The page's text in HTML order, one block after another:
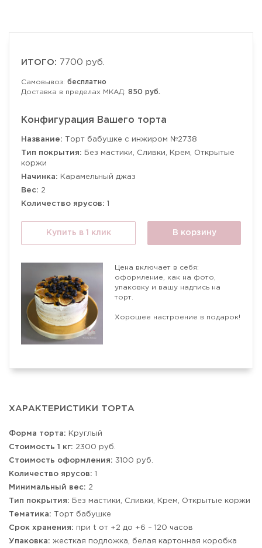
ИТОГО: 7700 руб.
Самовывоз: бесплатно
Доставка в пределах МКАД: 850 руб.
Конфигурация Вашего торта
Название: Торт бабушке с инжиром №2738
Тип покрытия:
Без мастики, Сливки, Крем, Открытые
коржи
Начинка: Карамельный джаз
Вес: 2
Количество ярусов: 1
Купить в 1 клик В корзину
Цена включает в себя:
оформление, как на фото,
упаковку и вашу надпись на
торт.
Хорошее настроение в подарок!
ХАРАКТЕРИСТИКИ ТОРТА
Форма торта: Круглый
Стоимость 1 кг: 2300 руб.
Стоимость оформления: 3100 руб.
Количество ярусов: 1
Минимальный вес: 2
Тип покрытия: Без мастики, Сливки, Крем, Открытые коржи
Тематика: Торт бабушке
Срок хранения: при t от +2 до +6 – 120 часов
Упаковка: жесткая подложка, белая картонная коробка